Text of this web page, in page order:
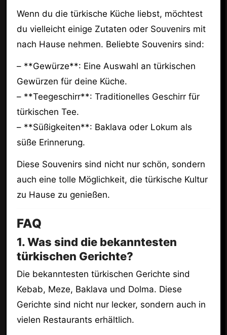
Wenn du die türkische Küche liebst, möchtest
du vielleicht einige Zutaten oder Souvenirs mit
nach Hause nehmen. Beliebte Souvenirs sind:
– **Gewürze**: Eine Auswahl an türkischen
Gewürzen für deine Küche.
– **Teegeschirr**: Traditionelles Geschirr für
türkischen Tee.
– **Süßigkeiten**: Baklava oder Lokum als
süße Erinnerung.
Diese Souvenirs sind nicht nur schön, sondern
auch eine tolle Möglichkeit, die türkische Kultur
zu Hause zu genießen.
FAQ
1. Was sind die bekanntesten
türkischen Gerichte?
Die bekanntesten türkischen Gerichte sind
Kebab, Meze, Baklava und Dolma. Diese
Gerichte sind nicht nur lecker, sondern auch in
vielen Restaurants erhältlich.